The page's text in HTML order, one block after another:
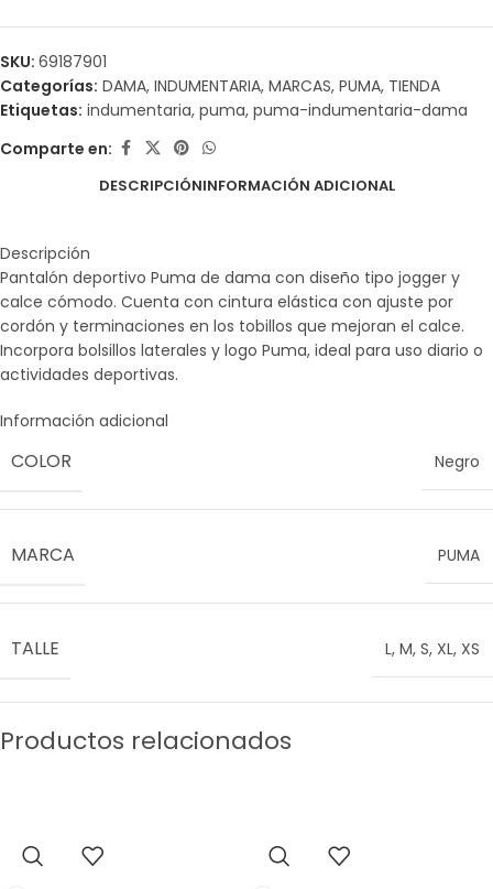
SKU: 69187901
Categorías: DAMA, INDUMENTARIA, MARCAS, PUMA, TIENDA
Etiquetas: indumentaria, puma, puma-indumentaria-dama
Comparte en:
DESCRIPCIÓNINFORMACIÓN ADICIONAL
Descripción
Pantalón deportivo Puma de dama con diseño tipo jogger y
calce cómodo. Cuenta con cintura elástica con ajuste por
cordón y terminaciones en los tobillos que mejoran el calce.
Incorpora bolsillos laterales y logo Puma, ideal para uso diario o
actividades deportivas.
Información adicional
COLOR Negro
MARCA PUMA
TALLE L, M, S, XL, XS
Productos relacionados